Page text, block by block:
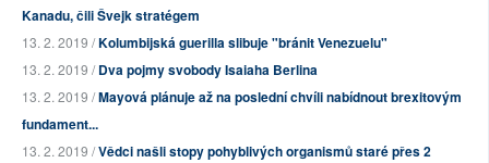
Kanadu, čili Švejk stratégem
13. 2. 2019 /Kolumbijská guerilla slibuje "bránit Venezuelu"
13. 2. 2019 /Dva pojmy svobody Isaiaha Berlina
13. 2. 2019 /Mayová plánuje až na poslední chvíli nabídnout brexitovým
fundament...
13. 2. 2019 /Vědci našli stopy pohyblivých organismů staré přes 2